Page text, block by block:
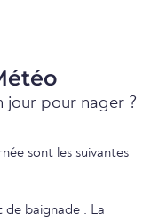
jour pour nager ?
sont les suivantes
baignade . La